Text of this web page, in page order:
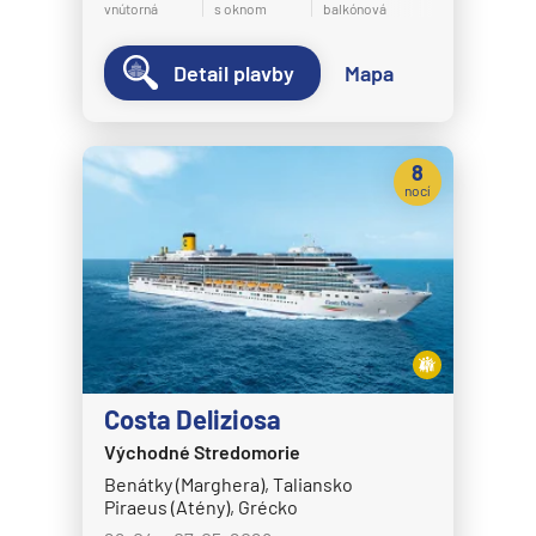
Disney Wonder
Explora I
Explora II
Explora III
Explora IV
Explora V
Explora VI
Hapag-Lloyd Cruises
HANSEATIC inspiration
HANSEATIC nature
HANSEATIC spirit
vnútorná s oknom balkónová
Detail plavby Mapa
Costa Deliziosa
Východné Stredomorie
Benátky (Marghera), Taliansko
Piraeus (Atény), Grécko
8
nocí